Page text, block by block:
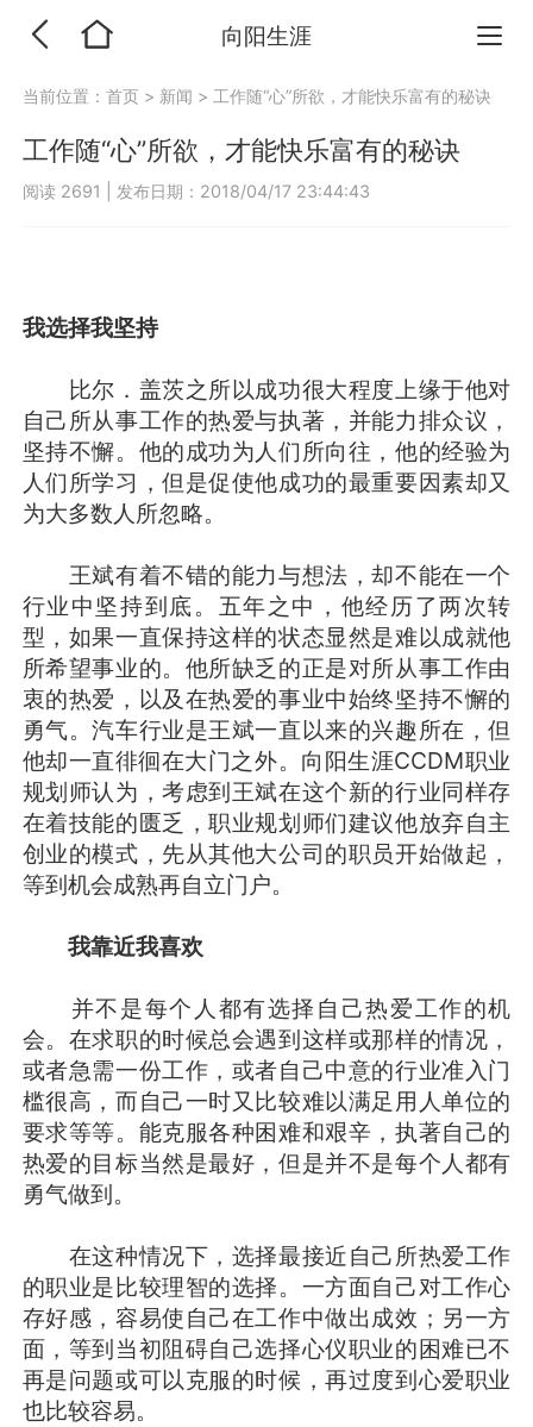
向阳生涯
当前位置：首页 > 新闻 > 工作随“心”所欲，才能快乐富有的秘诀
工作随“心”所欲，才能快乐富有的秘诀
阅读 2691 发布日期：2018/04/17 23:44:43
我选择我坚持
比尔．盖茨之所以成功很大程度上缘于他对
自己所从事工作的热爱与执著，并能力排众议，
坚持不懈。他的成功为人们所向往，他的经验为
人们所学习，但是促使他成功的最重要因素却又
为大多数人所忽略。
王斌有着不错的能力与想法，却不能在一个
行业中坚持到底。五年之中，他经历了两次转
型，如果一直保持这样的状态显然是难以成就他
所希望事业的。他所缺乏的正是对所从事工作由
衷的热爱，以及在热爱的事业中始终坚持不懈的
勇气。汽车行业是王斌一直以来的兴趣所在，但
他却一直徘徊在大门之外。向阳生涯CCDM职业
规划师认为，考虑到王斌在这个新的行业同样存
在着技能的匮乏，职业规划师们建议他放弃自主
创业的模式，先从其他大公司的职员开始做起，
等到机会成熟再自立门户。
我靠近我喜欢
并不是每个人都有选择自己热爱工作的机
会。在求职的时候总会遇到这样或那样的情况，
或者急需一份工作，或者自己中意的行业准入门
槛很高，而自己一时又比较难以满足用人单位的
要求等等。能克服各种困难和艰辛，执著自己的
热爱的目标当然是最好，但是并不是每个人都有
勇气做到。
在这种情况下，选择最接近自己所热爱工作
的职业是比较理智的选择。一方面自己对工作心
存好感，容易使自己在工作中做出成效；另一方
面，等到当初阻碍自己选择心仪职业的困难已不
再是问题或可以克服的时候，再过度到心爱职业
也比较容易。